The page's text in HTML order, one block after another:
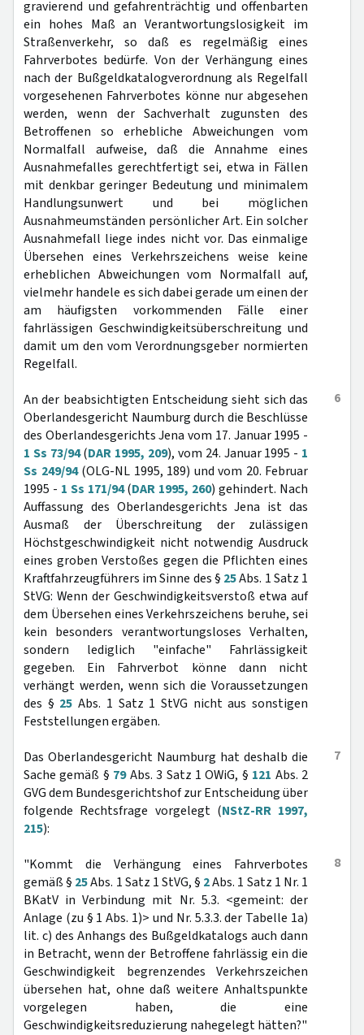
gravierend und gefahrenträchtig und offenbarten
ein hohes Maß an Verantwortungslosigkeit im
Straßenverkehr, so daß es regelmäßig eines
Fahrverbotes bedürfe. Von der Verhängung eines
nach der Bußgeldkatalogverordnung als Regelfall
vorgesehenen Fahrverbotes könne nur abgesehen
werden, wenn der Sachverhalt zugunsten des
Betroffenen so erhebliche Abweichungen vom
Normalfall aufweise, daß die Annahme eines
Ausnahmefalles gerechtfertigt sei, etwa in Fällen
mit denkbar geringer Bedeutung und minimalem
Handlungsunwert und bei möglichen
Ausnahmeumständen persönlicher Art. Ein solcher
Ausnahmefall liege indes nicht vor. Das einmalige
Übersehen eines Verkehrszeichens weise keine
erheblichen Abweichungen vom Normalfall auf,
vielmehr handele es sich dabei gerade um einen der
am häufigsten vorkommenden Fälle einer
fahrlässigen Geschwindigkeitsüberschreitung und
damit um den vom Verordnungsgeber normierten
Regelfall.
6
An der beabsichtigten Entscheidung sieht sich das
Oberlandesgericht Naumburg durch die Beschlüsse
des Oberlandesgerichts Jena vom 17. Januar 1995 -
1 Ss 73/94(DAR 1995, 209), vom 24. Januar 1995 - 1
Ss 249/94(OLG-NL 1995, 189) und vom 20. Februar
1995 - 1 Ss 171/94(DAR 1995, 260) gehindert. Nach
Auffassung des Oberlandesgerichts Jena ist das
Ausmaß der Überschreitung der zulässigen
Höchstgeschwindigkeit nicht notwendig Ausdruck
eines groben Verstoßes gegen die Pflichten eines
Kraftfahrzeugführers im Sinne des § 25Abs. 1 Satz 1
StVG: Wenn der Geschwindigkeitsverstoß etwa auf
dem Übersehen eines Verkehrszeichens beruhe, sei
kein besonders verantwortungsloses Verhalten,
sondern lediglich "einfache" Fahrlässigkeit
gegeben. Ein Fahrverbot könne dann nicht
verhängt werden, wenn sich die Voraussetzungen
des § 25 Abs. 1 Satz 1 StVG nicht aus sonstigen
Feststellungen ergäben.
7
Das Oberlandesgericht Naumburg hat deshalb die
Sache gemäß § 79Abs. 3 Satz 1 OWiG, § 121 Abs. 2
GVG dem Bundesgerichtshof zur Entscheidung über
folgende Rechtsfrage vorgelegt (NStZ-RR 1997,
215):
8
"Kommt die Verhängung eines Fahrverbotes
gemäß § 25Abs. 1 Satz 1 StVG, § 2Abs. 1 Satz 1 Nr. 1
BKatV in Verbindung mit Nr. 5.3. <gemeint: der
Anlage (zu § 1 Abs. 1)> und Nr. 5.3.3. der Tabelle 1a)
lit. c) des Anhangs des Bußgeldkatalogs auch dann
in Betracht, wenn der Betroffene fahrlässig ein die
Geschwindigkeit begrenzendes Verkehrszeichen
übersehen hat, ohne daß weitere Anhaltspunkte
vorgelegen haben, die eine
Geschwindigkeitsreduzierung nahegelegt hätten?"